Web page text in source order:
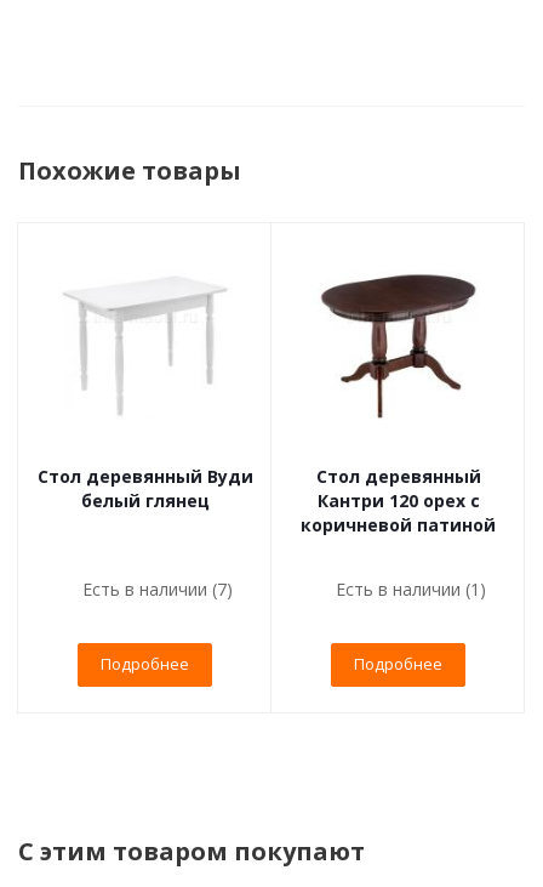
Похожие товары
Стол деревянный Вуди
белый глянец
Есть в наличии (7)
Подробнее
Стол деревянный
Кантри 120 орех с
коричневой патиной
Есть в наличии (1)
Подробнее
С этим товаром покупают